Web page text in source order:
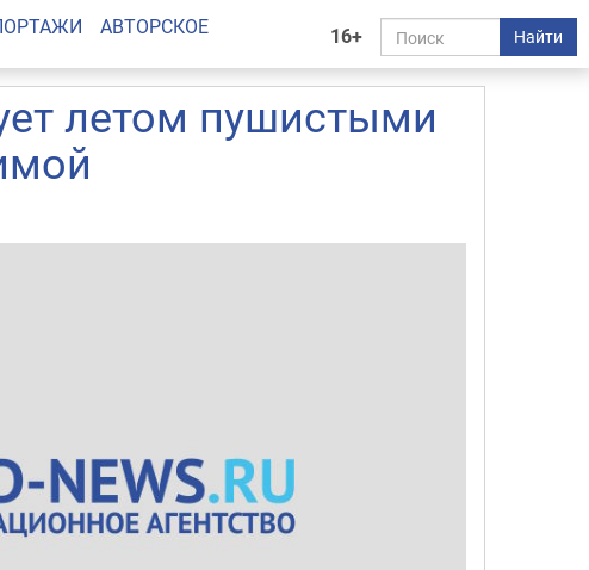
16+ Найти
АВТОРСКОЕ
летом пушистыми